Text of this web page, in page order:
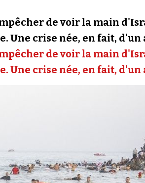
de voir la main
Une crise née, en fait,
de voir la main
Une crise née, en fait,